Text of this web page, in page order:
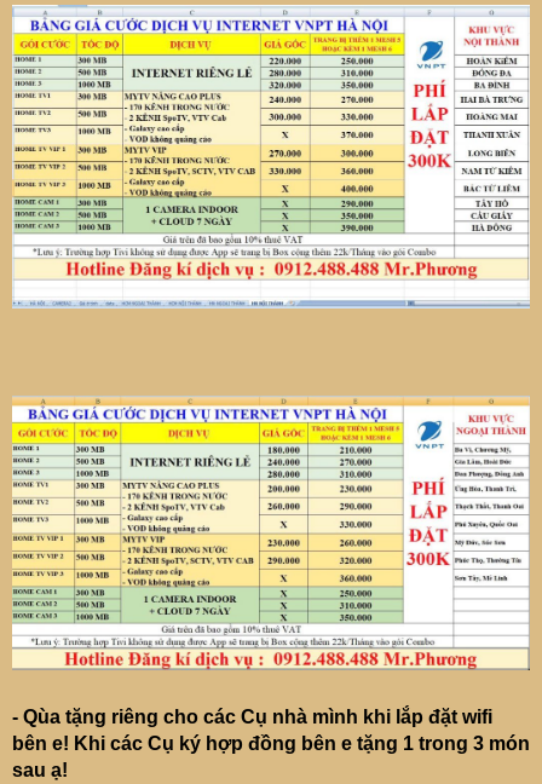
- Qùa tặng riêng cho các Cụ nhà mình khi lắp đặt wifi
bên e! Khi các Cụ ký hợp đồng bên e tặng 1 trong 3 món
sau ạ!